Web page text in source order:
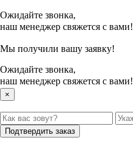
Ожидайте звонка,
наш менеджер свяжется с вами!
Мы получили вашу заявку!
Ожидайте звонка,
наш менеджер свяжется с вами!
×
Подтвердить заказ